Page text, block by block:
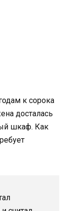
к сорока
досталась
шкаф. Как